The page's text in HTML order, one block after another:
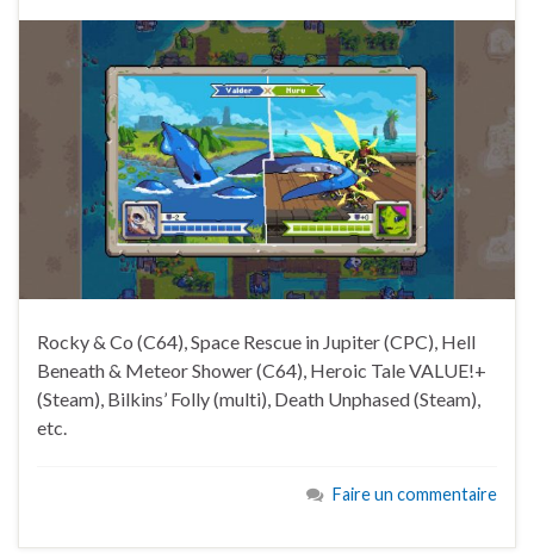
Rocky & Co (C64), Space Rescue in Jupiter (CPC), Hell
Beneath & Meteor Shower (C64), Heroic Tale VALUE!+
(Steam), Bilkins’ Folly (multi), Death Unphased (Steam),
etc.
Faire un commentaire